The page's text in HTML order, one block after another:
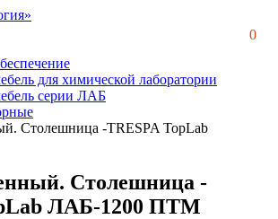
0
для химической лаборатории
серии ЛАБ
Столешница -TRESPA TopLab
Столешница -
ЛАБ-1200 ПТМ